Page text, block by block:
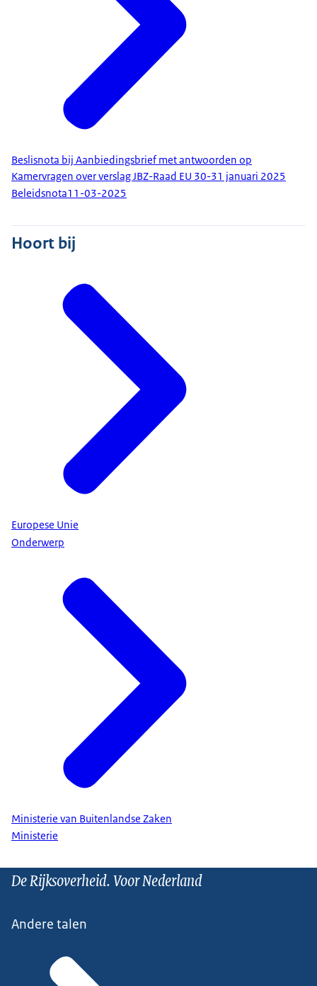
Beslisnota bij Aanbiedingsbrief met antwoorden op
Kamervragen over verslag JBZ-Raad EU 30-31 januari 2025
Beleidsnota11-03-2025
Hoort bij
Europese Unie
Onderwerp
Ministerie van Buitenlandse Zaken
Ministerie
De Rijksoverheid. Voor Nederland
Andere talen